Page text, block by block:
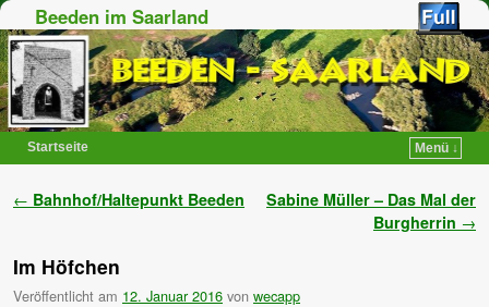
Beeden im Saarland
Startseite
Menü ↓
Artikelnavigation
← Bahnhof/Haltepunkt Beeden
Sabine Müller – Das Mal der
Burgherrin →
Im Höfchen
Veröffentlicht am 12. Januar 2016 von wecapp